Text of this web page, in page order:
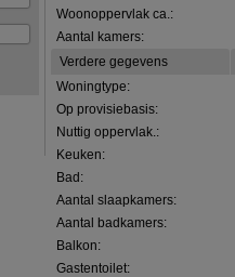
Woonoppervlak ca.:
Aantal kamers:
Verdere gegevens
Woningtype:
Op provisiebasis:
Nuttig oppervlak.:
Keuken:
Bad:
Aantal slaapkamers:
Aantal badkamers:
Balkon:
Gastentoilet: